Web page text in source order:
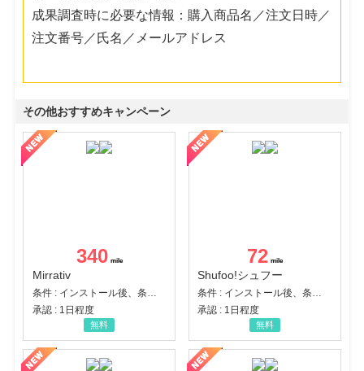
成果調査時に必要な情報：購入商品名／注文日時／
注文番号／氏名／メールアドレス
その他おすすめキャンペーン
340
Mirrativ
条件 : インストール後、条件達成
承認 : 1日程度
無料
72
Shufoo!シュフー
条件 : インストール後、条件達成
承認 : 1日程度
無料